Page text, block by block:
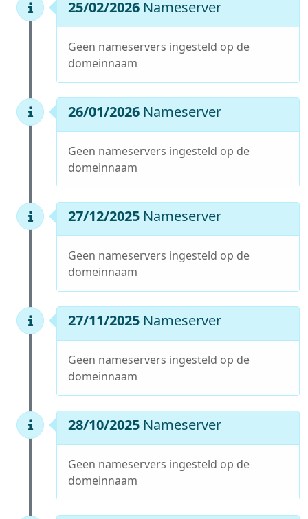
25/02/2026 Nameserver
Geen nameservers ingesteld op de
domeinnaam
26/01/2026 Nameserver
Geen nameservers ingesteld op de
domeinnaam
27/12/2025 Nameserver
Geen nameservers ingesteld op de
domeinnaam
27/11/2025 Nameserver
Geen nameservers ingesteld op de
domeinnaam
28/10/2025 Nameserver
Geen nameservers ingesteld op de
domeinnaam